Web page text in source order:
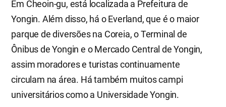
Em Cheoin-gu, está localizada a Prefeitura de
Yongin. Além disso, há o Everland, que é o maior
parque de diversões na Coreia, o Terminal de
Ônibus de Yongin e o Mercado Central de Yongin,
assim moradores e turistas continuamente
circulam na área. Há também muitos campi
universitários como a Universidade Yongin.